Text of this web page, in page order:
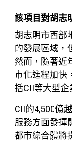
該項目對胡志
胡志明市西部
的發展區域，
然而，隨著近
市化進程加快
括CII等大型企
CII的4,500億
服務方面發揮
都市綜合體將